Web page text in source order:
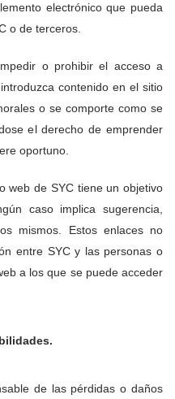
electrónico que pueda
o de terceros.
o prohibir el acceso a
contenido en el sitio
o se comporte como se
el derecho de emprender
oportuno.
web de SYC tiene un objetivo
caso implica sugerencia,
mismos. Estos enlaces no
entre SYC y las personas o
a los que se puede acceder
de las pérdidas o daños